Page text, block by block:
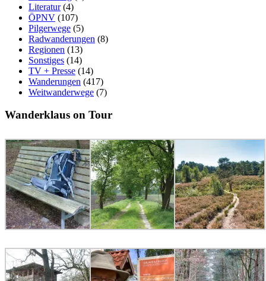
Literatur(4)
ÖPNV (107)
Pilgerwege (5)
Radwanderungen (8)
Regionen (13)
Sonstiges (14)
TV + Presse (14)
Wanderungen (417)
Weitwanderwege (7)
Wanderklaus on Tour